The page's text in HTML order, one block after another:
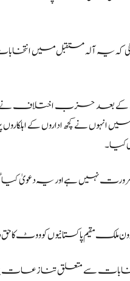
کہ یہ آلہ مستقبل میں
کے بعد حزب اختلاف نے
انہوں نے کچھ اداروں کے
کیا۔
نہیں ہے اور یہ دعویٰ
ملک مقیم پاکستانیوں کو ووٹ کا
سے متعلق تنازعات